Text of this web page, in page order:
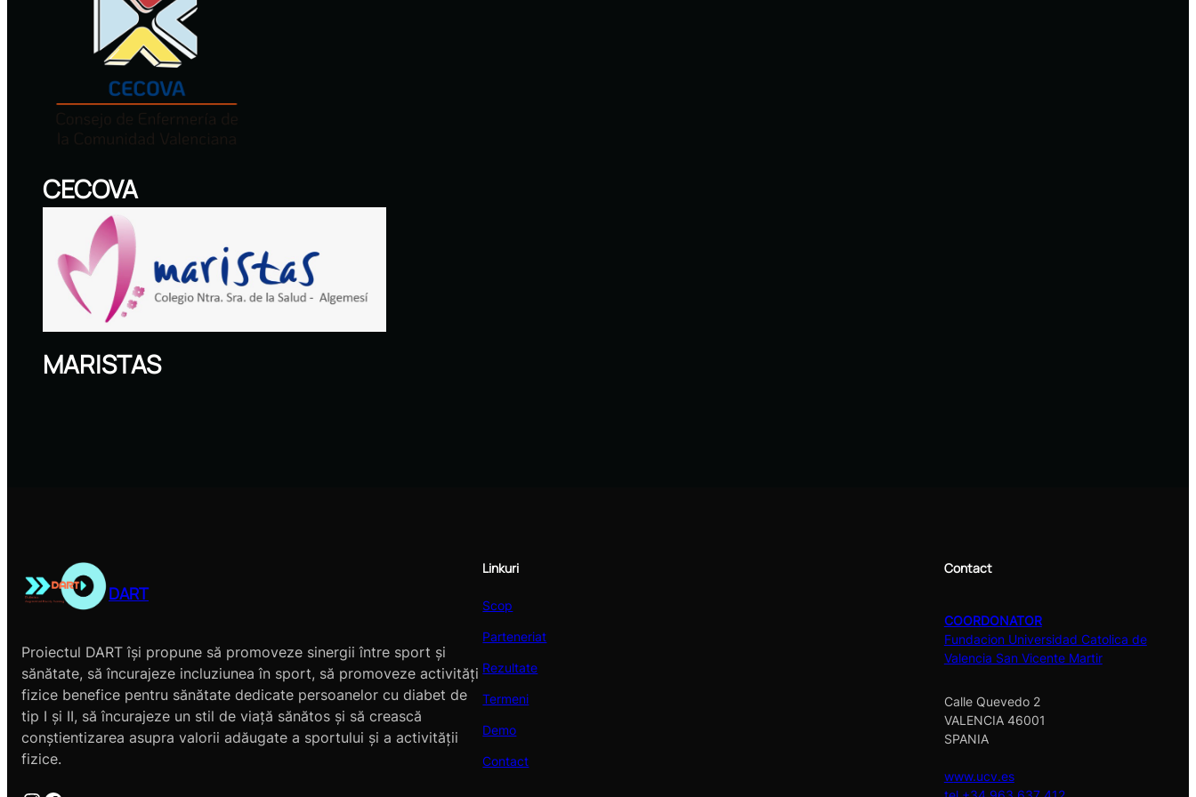
CECOVA
MARISTAS
DART
Proiectul DART își propune să promoveze sinergii între sport și
sănătate, să încurajeze incluziunea în sport, să promoveze activități
fizice benefice pentru sănătate dedicate persoanelor cu diabet de
tip I și II, să încurajeze un stil de viață sănătos și să crească
conștientizarea asupra valorii adăugate a sportului și a activității
fizice.
Linkuri
Scop
Parteneriat
Rezultate
Termeni
Demo
Contact
Contact
COORDONATOR
Fundacion Universidad Catolica de
Valencia San Vicente Martir
Calle Quevedo 2
VALENCIA 46001
SPANIA
www.ucv.es